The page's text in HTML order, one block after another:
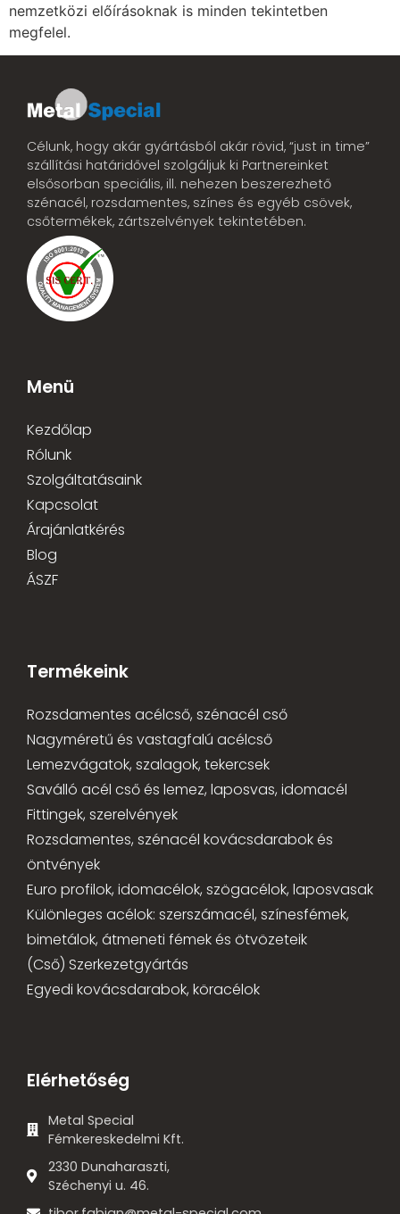
nemzetközi előírásoknak is minden tekintetben
megfelel.
Célunk, hogy akár gyártásból akár rövid, “just in time”
szállítási határidővel szolgáljuk ki Partnereinket
elsősorban speciális, ill. nehezen beszerezhető
szénacél, rozsdamentes, színes és egyéb csövek,
csőtermékek, zártszelvények tekintetében.
Menü
Kezdőlap
Rólunk
Szolgáltatásaink
Kapcsolat
Árajánlatkérés
Blog
ÁSZF
Termékeink
Rozsdamentes acélcső, szénacél cső
Nagyméretű és vastagfalú acélcső
Lemezvágatok, szalagok, tekercsek
Saválló acél cső és lemez, laposvas, idomacél
Fittingek, szerelvények
Rozsdamentes, szénacél kovácsdarabok és
öntvények
Euro profilok, idomacélok, szögacélok, laposvasak
Különleges acélok: szerszámacél, színesfémek,
bimetálok, átmeneti fémek és ötvözeteik
(Cső) Szerkezetgyártás
Egyedi kovácsdarabok, köracélok
Elérhetőség
Metal Special
Fémkereskedelmi Kft.
2330 Dunaharaszti,
Széchenyi u. 46.